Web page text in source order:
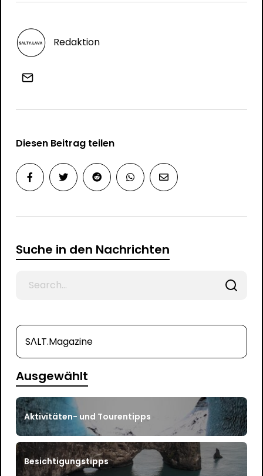
Redaktion
Diesen Beitrag teilen
Suche in den Nachrichten
SΛLT.Magazine
Ausgewählt
Aktivitäten- und Tourentipps
Besichtigungstipps